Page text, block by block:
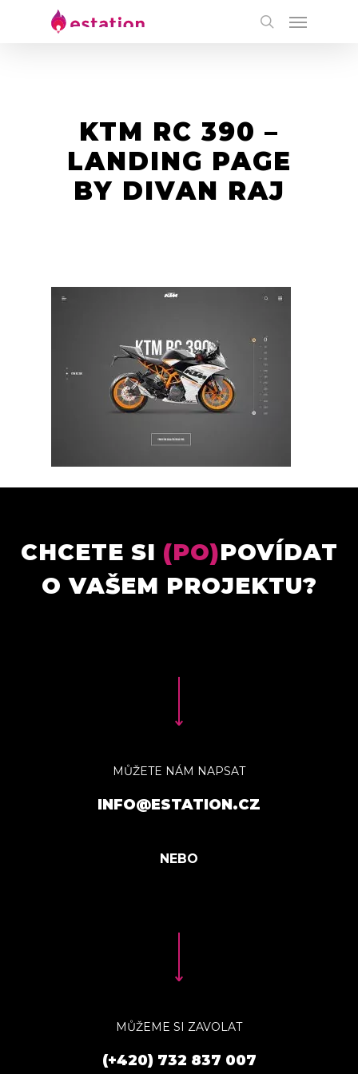
KTM RC 390 –
LANDING PAGE
BY DIVAN RAJ
CHCETE SI (PO)POVÍDAT
O VAŠEM PROJEKTU?
MŮŽETE NÁM NAPSAT
INFO@ESTATION.CZ
MŮŽEME SI ZAVOLAT
(+420) 732 837 007